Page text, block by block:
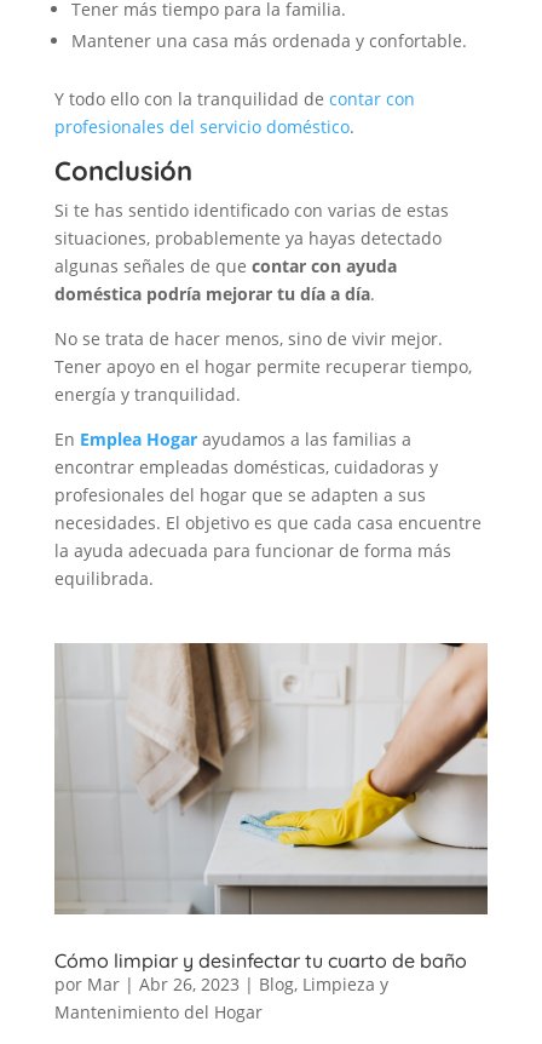
Tener más tiempo para la familia.
Mantener una casa más ordenada y confortable.
Y todo ello con la tranquilidad de contar con
profesionales del servicio doméstico.
Conclusión
Si te has sentido identificado con varias de estas
situaciones, probablemente ya hayas detectado
algunas señales de que contar con ayuda
doméstica podría mejorar tu día a día.
No se trata de hacer menos, sino de vivir mejor.
Tener apoyo en el hogar permite recuperar tiempo,
energía y tranquilidad.
En Emplea Hogarayudamos a las familias a
encontrar empleadas domésticas, cuidadoras y
profesionales del hogar que se adapten a sus
necesidades. El objetivo es que cada casa encuentre
la ayuda adecuada para funcionar de forma más
equilibrada.
Cómo limpiar y desinfectar tu cuarto de baño
por Mar| Abr 26, 2023 | Blog, Limpieza y
Mantenimiento del Hogar